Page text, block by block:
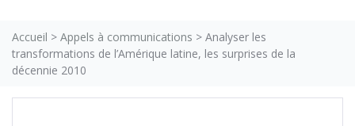
Accueil > Appels à communications > Analyser les
transformations de l’Amérique latine, les surprises de la
décennie 2010